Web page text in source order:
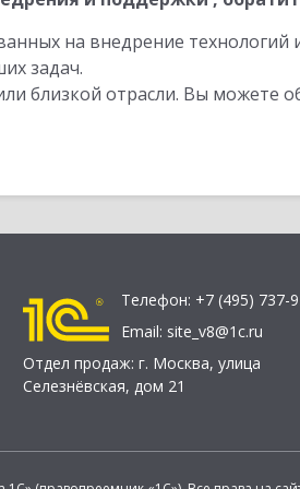
на внедрение
задач.
близкой отрасли. Вы можете
Телефон: +7 (495) 737-
Email: site_v8@1c.ru
Отдел продаж: г. Москва, улица
Селезнёвская, дом 21